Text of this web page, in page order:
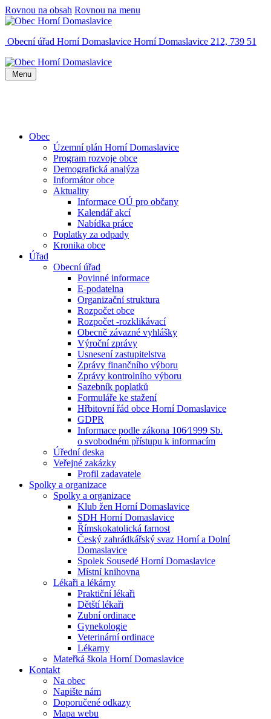
Rovnou na obsah Rovnou na menu
Obecní úřad Horní Domaslavice Horní Domaslavice 212, 739 51
Menu
Obec
Územní plán Horní Domaslavice
Program rozvoje obce
Demografická analýza
Informátor obce
Aktuality
Informace OÚ pro občany
Kalendář akcí
Nabídka práce
Poplatky za odpady
Kronika obce
Úřad
Obecní úřad
Povinné informace
E-podatelna
Organizační struktura
Rozpočet obce
Rozpočet -rozklikávací
Obecně závazné vyhlášky
Výroční zprávy
Usnesení zastupitelstva
Zprávy finančního výboru
Zprávy kontrolního výboru
Sazebník poplatků
Formuláře ke stažení
Hřbitovní řád obce Horní Domaslavice
GDPR
Informace podle zákona 106⁄1999 Sb.
o svobodném přístupu k informacím
Úřední deska
Veřejné zakázky
Profil zadavatele
Spolky a organizace
Spolky a organizace
Klub žen Horní Domaslavice
SDH Horní Domaslavice
Římskokatolická farnost
Český zahrádkářský svaz Horní a Dolní
Domaslavice
Spolek Sousedé Horní Domaslavice
Místní knihovna
Lékaři a lékárny
Praktiční lékaři
Dětští lékaři
Zubní ordinace
Gynekologie
Veterinární ordinace
Lékarny
Mateřká škola Horní Domaslavice
Kontakt
Na obec
Napište nám
Doporučené odkazy
Mapa webu